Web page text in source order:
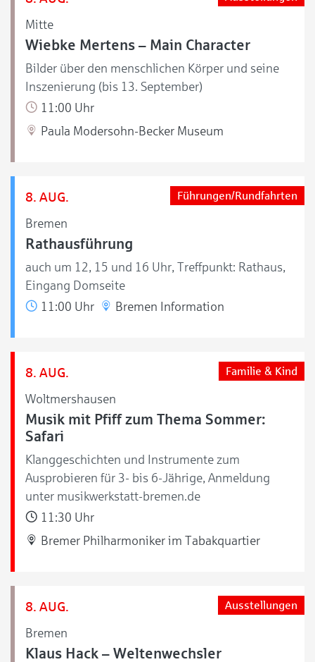
Mitte
Wiebke Mertens – Main Character
Bilder über den menschlichen Körper und seine
Inszenierung (bis 13. September)
11:00 Uhr
Paula Modersohn-Becker Museum
8. AUG.
Bremen
Führungen/Rundfahrten
Rathausführung
auch um 12, 15 und 16 Uhr, Treffpunkt: Rathaus,
Eingang Domseite
11:00 Uhr
Bremen Information
8. AUG.
Woltmershausen
Familie & Kind
Musik mit Pfiff zum Thema Sommer:
Safari
Klanggeschichten und Instrumente zum
Ausprobieren für 3- bis 6-Jährige, Anmeldung
unter musikwerkstatt-bremen.de
11:30 Uhr
Bremer Philharmoniker im Tabakquartier
8. AUG.
Bremen
Ausstellungen
Klaus Hack – Weltenwechsler